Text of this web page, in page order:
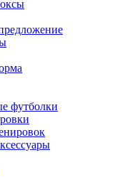
футболки